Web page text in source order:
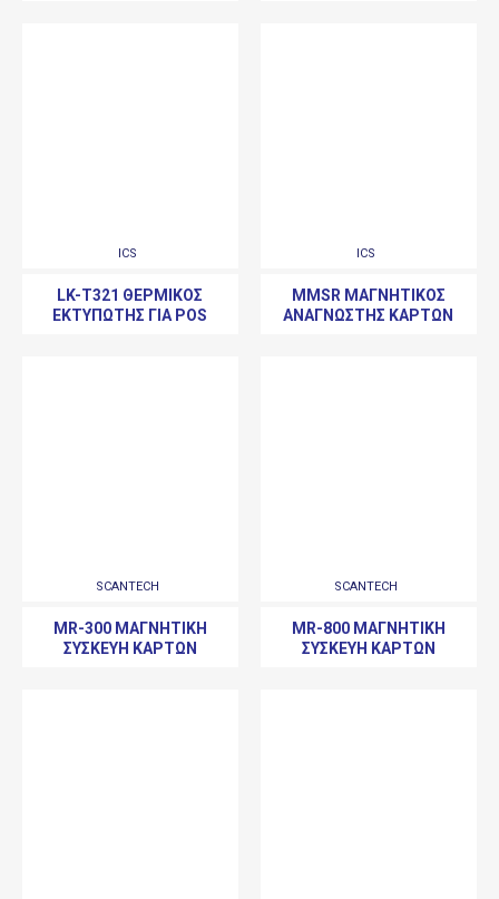
ICS
LK-T321 ΘΕΡΜΙΚΌΣ
ΕΚΤΥΠΩΤΉΣ ΓΙΑ POS
ICS
MMSR ΜΑΓΝΗΤΙΚΌΣ
ΑΝΑΓΝΏΣΤΗΣ ΚΑΡΤΏΝ
SCANTECH
MR-300 ΜΑΓΝΗΤΙΚΉ
ΣΥΣΚΕΥΉ ΚΑΡΤΏΝ
SCANTECH
MR-800 ΜΑΓΝΗΤΙΚΉ
ΣΥΣΚΕΥΉ ΚΑΡΤΏΝ